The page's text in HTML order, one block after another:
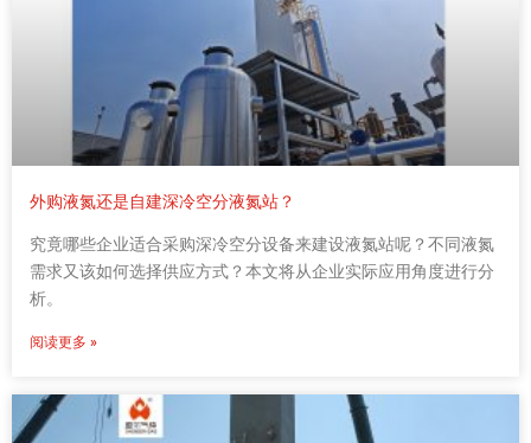
外购液氮还是自建深冷空分液氮站？
究竟哪些企业适合采购深冷空分设备来建设液氮站呢？不同液氮
需求又该如何选择供应方式？本文将从企业实际应用角度进行分
析。
阅读更多 »